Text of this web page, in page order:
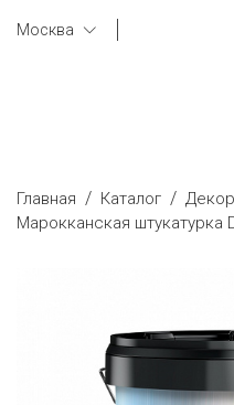
Москва
Главная / Каталог /
Марокканская штукатурка